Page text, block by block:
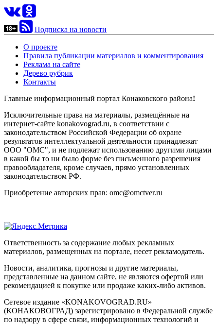
Подписка на новости
О проекте
Правила публикации материалов и комментирования
Реклама на сайте
Дерево рубрик
Контакты
Главные информационный портал Конаковского района!
Исключительные права на материалы, размещённые на
интернет-сайте konakovograd.ru, в соответствии с
законодательством Российской Федерации об охране
результатов интеллектуальной деятельности принадлежат
ООО "ОМС", и не подлежат использованию другими лицами
в какой бы то ни было форме без письменного разрешения
правообладателя, кроме случаев, прямо установленных
законодательством РФ.
Приобретение авторских прав: omc@omctver.ru
Ответственность за содержание любых рекламных
материалов, размещенных на портале, несет рекламодатель.
Новости, аналитика, прогнозы и другие материалы,
представленные на данном сайте, не являются офертой или
рекомендацией к покупке или продаже каких-либо активов.
Сетевое издание «KONAKOVOGRAD.RU»
(КОНАКОВОГРАД) зарегистрировано в Федеральной службе
по надзору в сфере связи, информационных технологий и